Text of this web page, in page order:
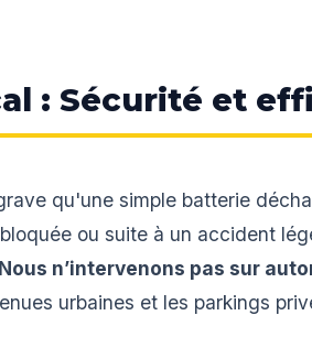
: Sécurité et
qu'une simple batterie
ou suite à un accident
n’intervenons pas sur
urbaines et les parkings